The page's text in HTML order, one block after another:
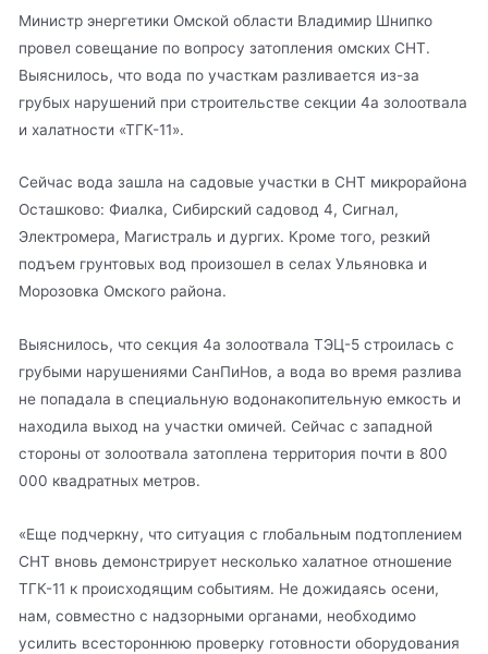
Министр энергетики Омской области Владимир Шнипко
провел совещание по вопросу затопления омских СНТ.
Выяснилось, что вода по участкам разливается из-за
грубых нарушений при строительстве секции 4а золоотвала
и халатности «ТГК-11».
Сейчас вода зашла на садовые участки в СНТ микрорайона
Осташково: Фиалка, Сибирский садовод 4, Сигнал,
Электромера, Магистраль и дургих. Кроме того, резкий
подъем грунтовых вод произошел в селах Ульяновка и
Морозовка Омского района.
Выяснилось, что секция 4а золоотвала ТЭЦ-5 строилась с
грубыми нарушениями СанПиНов, а вода во время разлива
не попадала в специальную водонакопительную емкость и
находила выход на участки омичей. Сейчас с западной
стороны от золоотвала затоплена территория почти в 800
000 квадратных метров.
«Еще подчеркну, что ситуация с глобальным подтоплением
СНТ вновь демонстрирует несколько халатное отношение
ТГК-11 к происходящим событиям. Не дожидаясь осени,
нам, совместно с надзорными органами, необходимо
усилить всестороннюю проверку готовности оборудования